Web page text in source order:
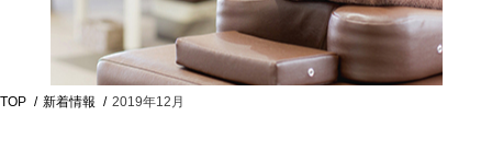
TOP 新着情報 2019年12月